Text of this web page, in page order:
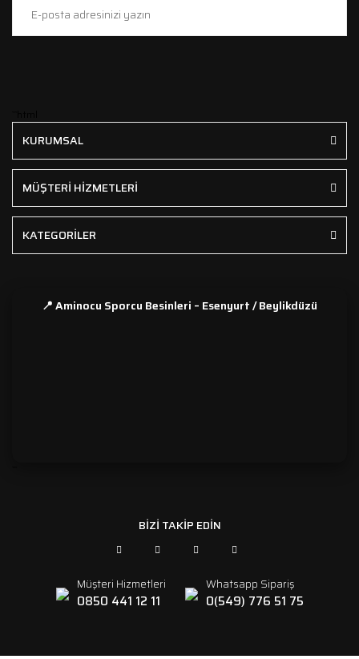
KURUMSAL
MÜŞTERİ HİZMETLERİ
KATEGORİLER
📍 Aminocu Sporcu Besinleri – Esenyurt / Beylikdüzü
BİZİ TAKİP EDİN
Müşteri Hizmetleri
0850 441 12 11
Whatsapp Sipariş
0(549) 776 51 75